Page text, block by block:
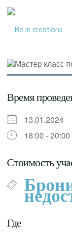
Время
13.01.2024
18:00 - 20:00
Стоимость
Где